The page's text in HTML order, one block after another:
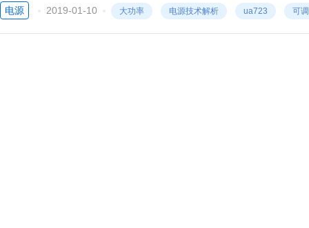
电源
2019-01-10 大功率 电源技术解析 ua723 可